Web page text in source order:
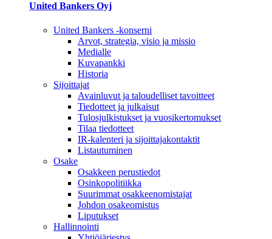
United Bankers Oyj
United Bankers -konserni
Arvot, strategia, visio ja missio
Medialle
Kuvapankki
Historia
Sijoittajat
Avainluvut ja taloudelliset tavoitteet
Tiedotteet ja julkaisut
Tulosjulkistukset ja vuosikertomukset
Tilaa tiedotteet
IR-kalenteri ja sijoittajakontaktit
Listautuminen
Osake
Osakkeen perustiedot
Osinkopolitiikka
Suurimmat osakkeenomistajat
Johdon osakeomistus
Liputukset
Hallinnointi